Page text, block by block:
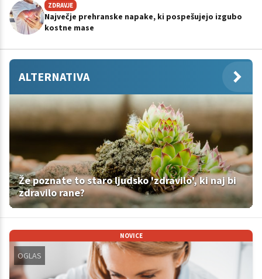
ZDRAVJE
Največje prehranske napake, ki pospešujejo izgubo
kostne mase
ALTERNATIVA
Že poznate to staro ljudsko 'zdravilo', ki naj bi
zdravilo rane?
NOVICE
OGLAS